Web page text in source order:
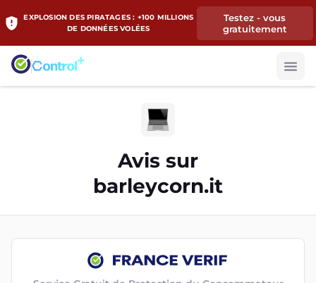
EXPLOSION DES PIRATAGES : +100 MILLIONS
DE DONNÉES VOLÉES
Testez - vous
gratuitement
Avis sur
barleycorn.it